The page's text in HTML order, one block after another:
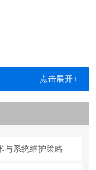
清洁，配有前置水平
点击展开+
与系统维护策略